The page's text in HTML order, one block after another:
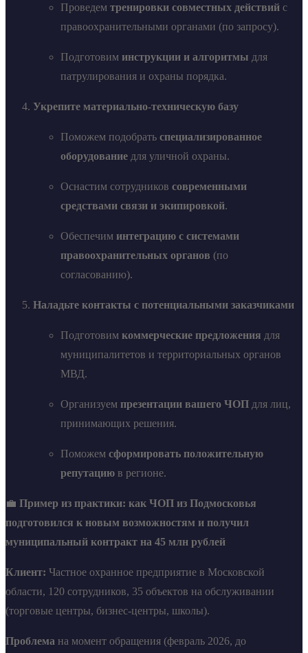
Проведем тренировки совместных действий с
правоохранительными органами (по запросу).
Подготовим инструкции и алгоритмы для
патрулирования и охраны порядка.
Укрепите материально-техническую базу
Поможем подобрать специализированное
оборудование для уличной охраны.
Оснастим сотрудников современными
средствами связи и экипировкой.
Обеспечим интеграцию с системами
правоохранительных органов (по
согласованию).
Наладьте контакты с потенциальными заказчиками
Подготовим коммерческие предложения для
муниципалитетов и территориальных органов
МВД.
Организуем презентации вашего ЧОП для лиц,
принимающих решения.
Поможем сформировать положительную
репутацию в регионе.
💼 Пример из практики: как ЧОП из Подмосковья
подготовился к новым возможностям и получил
муниципальный контракт на 45 млн рублей
Клиент: Частное охранное предприятие в Московской
области, 120 сотрудников, 35 объектов на обслуживании
(торговые центры, бизнес-центры, школы).
Проблема на момент обращения (февраль 2026, до